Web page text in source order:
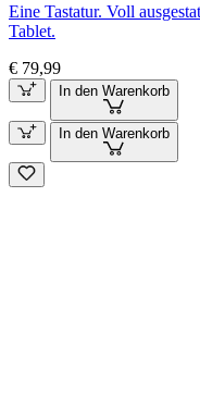
Eine Tastatur. Voll
Tablet.
€ 79,99
In den Warenkorb
In den Warenkorb